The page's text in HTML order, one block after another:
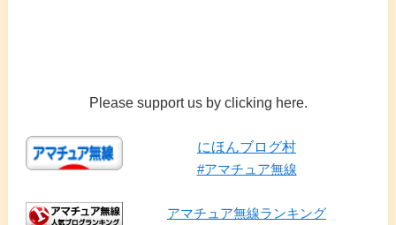
Please support us by clicking here.
にほんブログ村
#アマチュア無線
アマチュア無線ランキング